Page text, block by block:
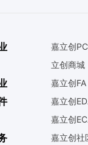
嘉立创
立创商城
嘉立创FA
嘉立创
嘉立创
嘉立创社